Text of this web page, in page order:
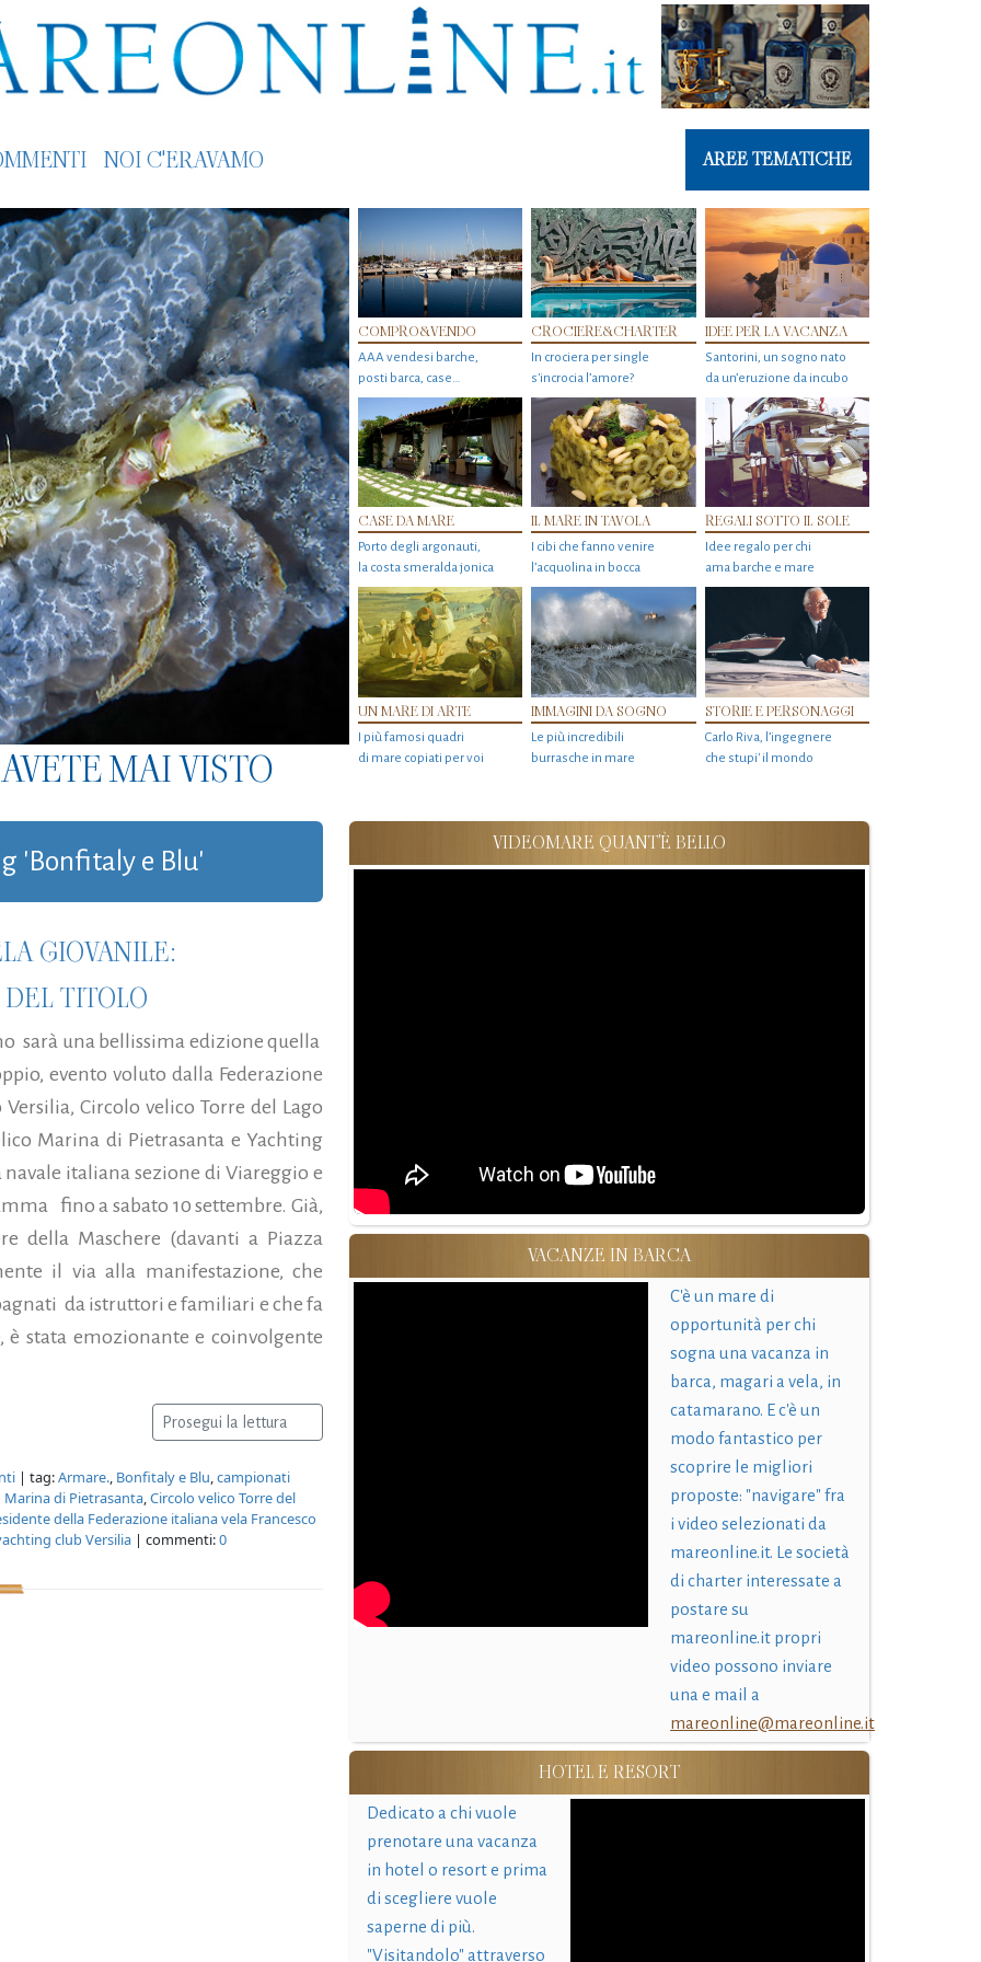
NOI C'ERAVAMO AREE TEMATICHE
MAI VISTO
COMPRO&VENDO
AAA vendesi barche,
posti barca, case…
CROCIERE&CHARTER
In crociera per single
s'incrocia l’amore?
IDEE PER LA VACANZA
Santorini, un sogno nato
da un’eruzione da incubo
CASE DA MARE
Porto degli argonauti,
la costa smeralda jonica
IL MARE IN TAVOLA
I cibi che fanno venire
l’acquolina in bocca
REGALI SOTTO IL SOLE
Idee regalo per chi
ama barche e mare
UN MARE DI ARTE
I più famosi quadri
di mare copiati per voi
IMMAGINI DA SOGNO
Le più incredibili
burrasche in mare
STORIE E PERSONAGGI
Carlo Riva, l’ingegnere
che stupi' il mondo
'Bonfitaly e Blu'
GIOVANILE:
TITOLO
sarà una bellissima edizione quella
evento voluto dalla Federazione
Circolo velico Torre del Lago
Marina di Pietrasanta e Yachting
italiana sezione di Viareggio e
fino a sabato 10 settembre. Già,
della Maschere (davanti a Piazza
il via alla manifestazione, che
da istruttori e familiari e che fa
stata emozionante e coinvolgente
Prosegui la lettura
| tag:Armare., Bonfitaly e Blu,campionati
Marina di Pietrasanta,Circolo velico Torre del
della Federazione italiana vela Francesco
club Versilia | commenti:0
VIDEOMARE QUANT'È BELLO
VACANZE IN BARCA
C'è un mare di
opportunità per chi
sogna una vacanza in
barca, magari a vela, in
catamarano. E c'è un
modo fantastico per
scoprire le migliori
proposte: "navigare" fra
i video selezionati da
mareonline.it. Le società
di charter interessate a
postare su
mareonline.it propri
video possono inviare
una e mail a
mareonline@mareonline.it
HOTEL E RESORT
Dedicato a chi vuole
prenotare una vacanza
in hotel o resort e prima
di scegliere vuole
saperne di più.
"Visitandolo" attraverso